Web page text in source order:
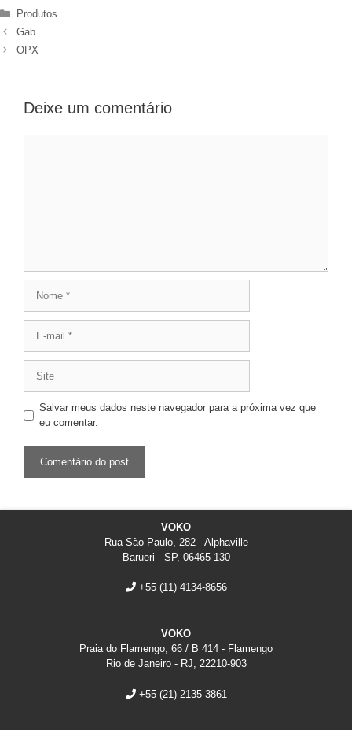
Produtos
Gab
OPX
Deixe um comentário
Salvar meus dados neste navegador para a próxima vez que
eu comentar.
VOKO
Rua São Paulo, 282 - Alphaville
Barueri - SP, 06465-130
+55 (11) 4134-8656
VOKO
Praia do Flamengo, 66 / B 414 - Flamengo
Rio de Janeiro - RJ, 22210-903
+55 (21) 2135-3861